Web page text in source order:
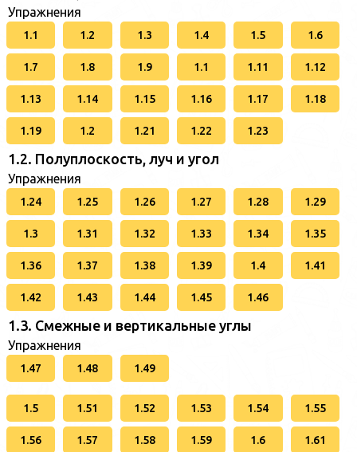
Упражнения
1.1 1.2 1.3 1.4 1.5 1.6
1.7 1.8 1.9 1.1 1.11 1.12
1.13 1.14 1.15 1.16 1.17 1.18
1.19 1.2 1.21 1.22 1.23
1.2. Полуплоскость, луч и угол
Упражнения
1.24 1.25 1.26 1.27 1.28 1.29
1.3 1.31 1.32 1.33 1.34 1.35
1.36 1.37 1.38 1.39 1.4 1.41
1.42 1.43 1.44 1.45 1.46
1.3. Смежные и вертикальные углы
Упражнения
1.47 1.48 1.49
1.5 1.51 1.52 1.53 1.54 1.55
1.56 1.57 1.58 1.59 1.6 1.61